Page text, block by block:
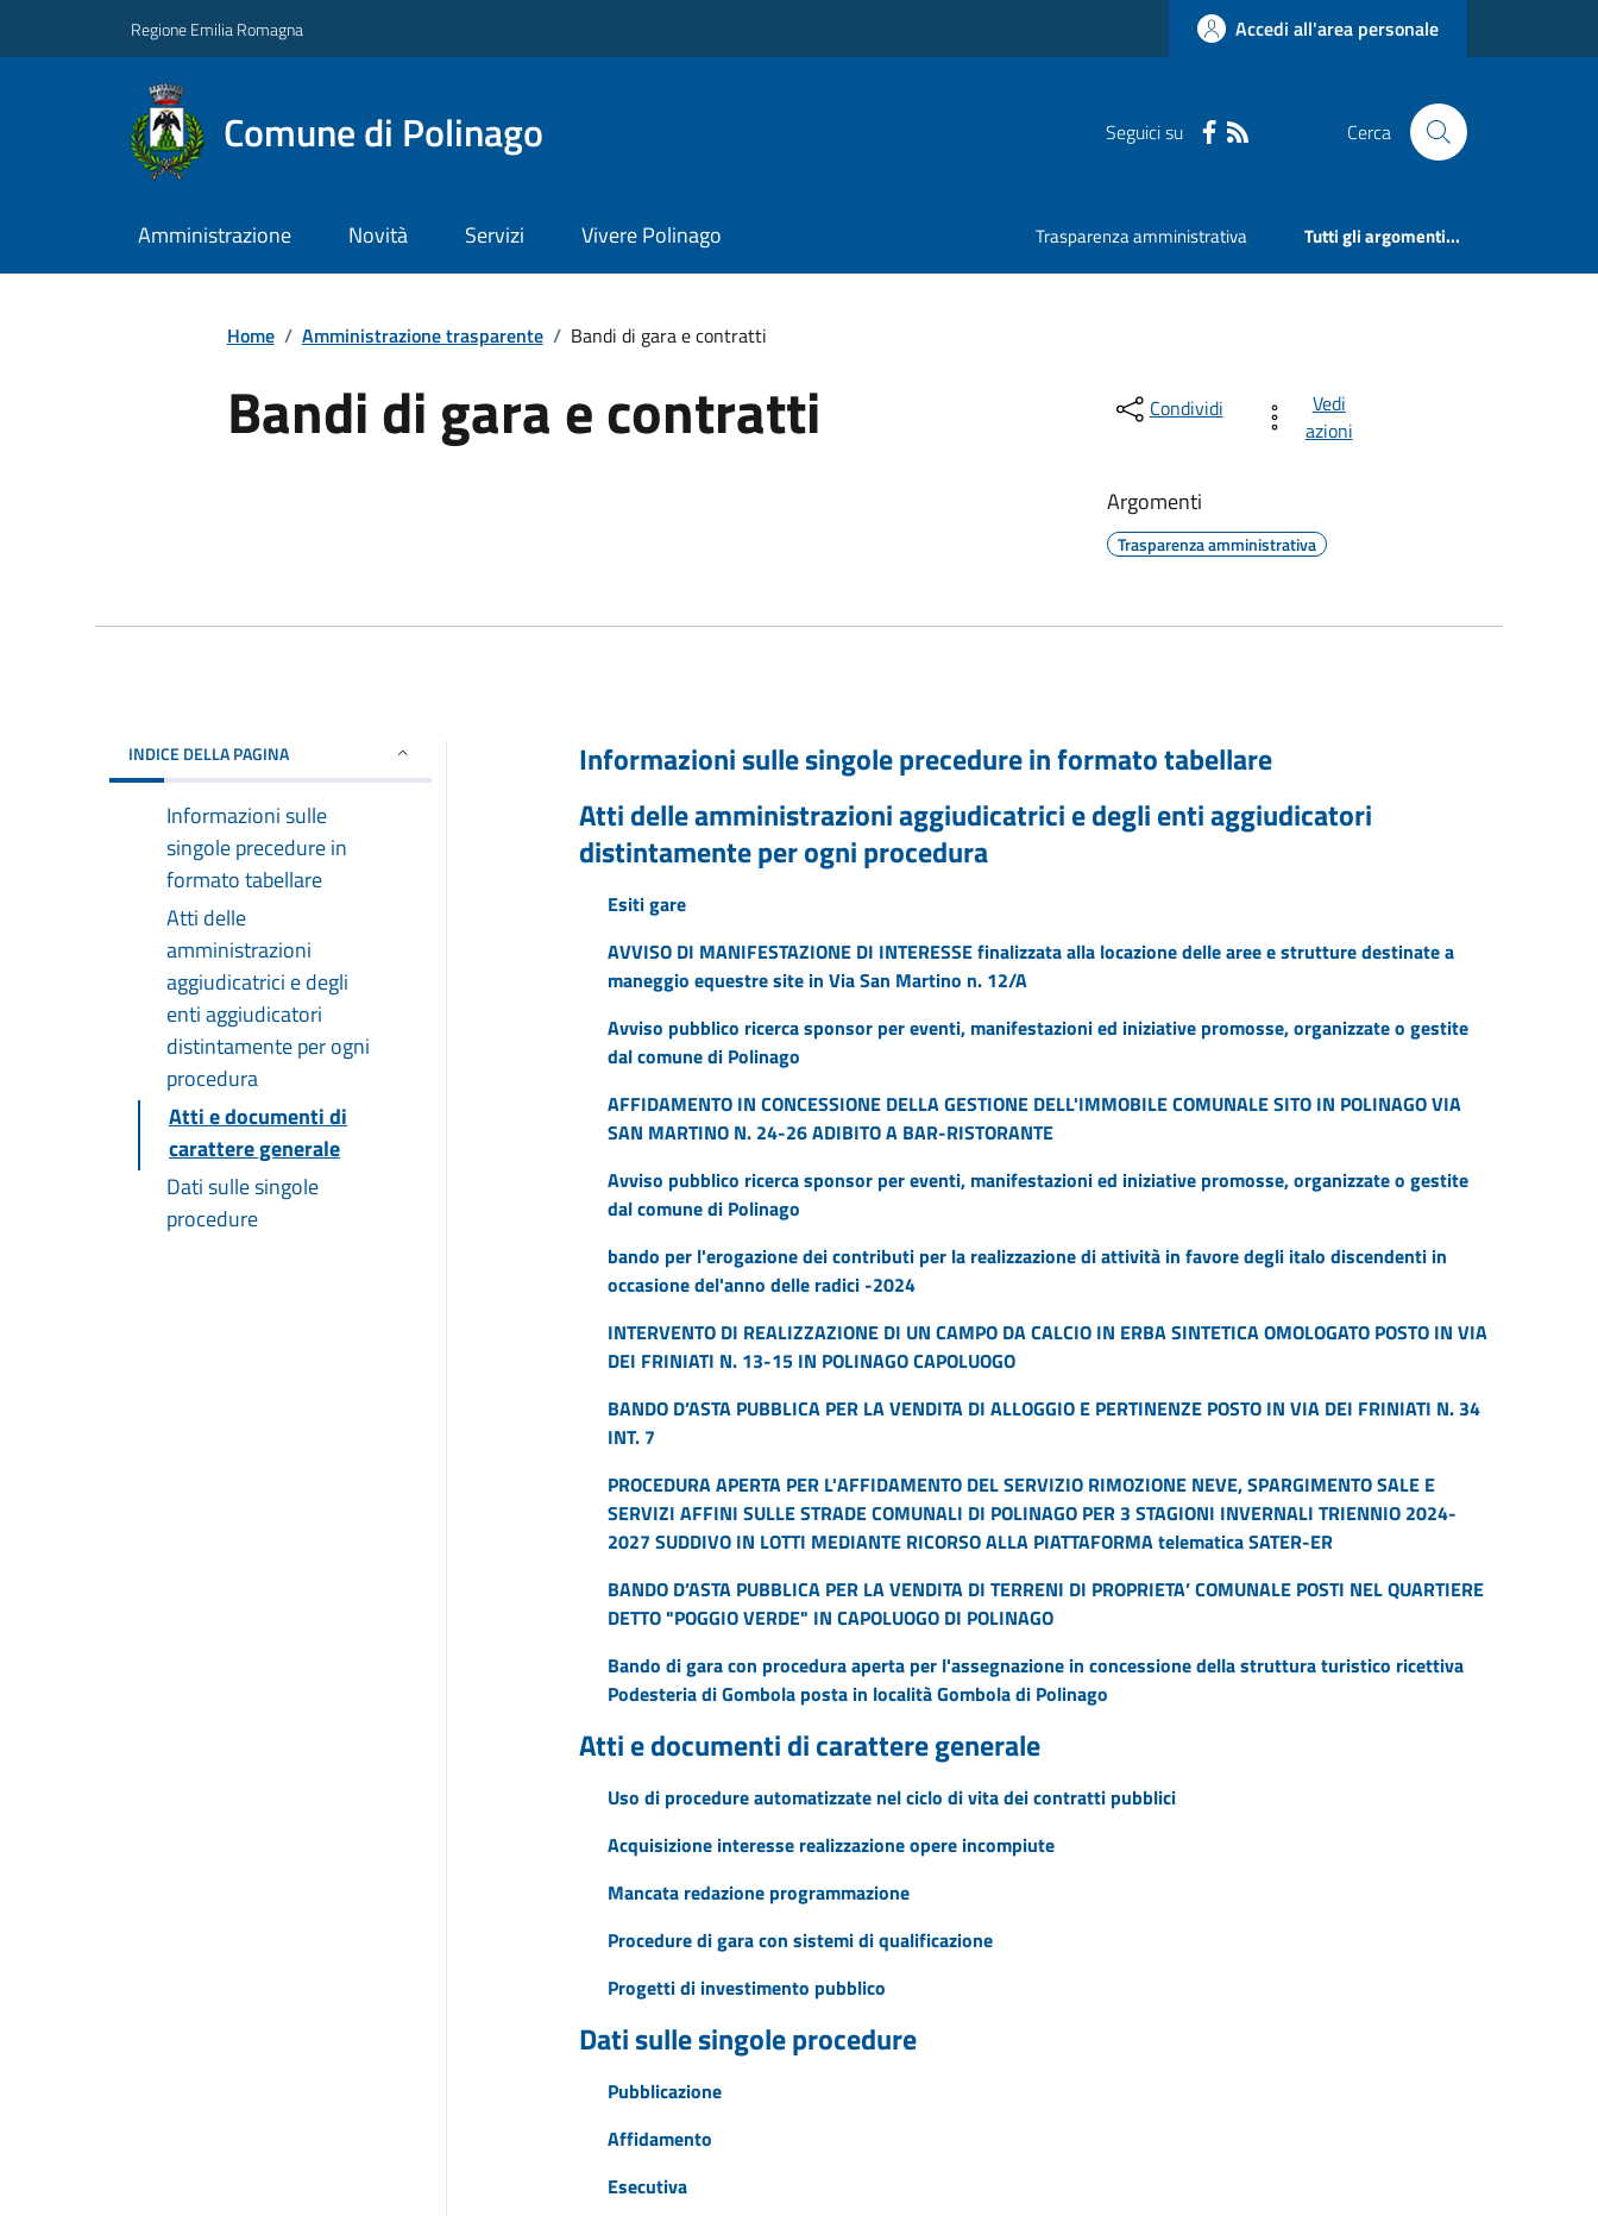
Regione Emilia Romagna Accedi all'area personale
Comune di Polinago Seguici su Cerca
Amministrazione Novità Servizi Vivere Polinago Trasparenza amministrativa Tutti gli argomenti...
Home / Amministrazione trasparente / Bandi di gara e contratti
Bandi di gara e contratti Condividi
Vedi
azioni
Argomenti
Trasparenza amministrativa
INDICE DELLA PAGINA
Informazioni sulle
singole precedure in
formato tabellare
Atti delle
amministrazioni
aggiudicatrici e degli
enti aggiudicatori
distintamente per ogni
procedura
Atti e documenti di
carattere generale
Dati sulle singole
procedure
Informazioni sulle singole precedure in formato tabellare
Atti delle amministrazioni aggiudicatrici e degli enti aggiudicatori
distintamente per ogni procedura
Esiti gare
AVVISO DI MANIFESTAZIONE DI INTERESSE finalizzata alla locazione delle aree e strutture destinate a
maneggio equestre site in Via San Martino n. 12/A
Avviso pubblico ricerca sponsor per eventi, manifestazioni ed iniziative promosse, organizzate o gestite
dal comune di Polinago
AFFIDAMENTO IN CONCESSIONE DELLA GESTIONE DELL'IMMOBILE COMUNALE SITO IN POLINAGO VIA
SAN MARTINO N. 24-26 ADIBITO A BAR-RISTORANTE
Avviso pubblico ricerca sponsor per eventi, manifestazioni ed iniziative promosse, organizzate o gestite
dal comune di Polinago
bando per l'erogazione dei contributi per la realizzazione di attività in favore degli italo discendenti in
occasione del'anno delle radici -2024
INTERVENTO DI REALIZZAZIONE DI UN CAMPO DA CALCIO IN ERBA SINTETICA OMOLOGATO POSTO IN VIA
DEI FRINIATI N. 13-15 IN POLINAGO CAPOLUOGO
BANDO D’ASTA PUBBLICA PER LA VENDITA DI ALLOGGIO E PERTINENZE POSTO IN VIA DEI FRINIATI N. 34
INT. 7
PROCEDURA APERTA PER L'AFFIDAMENTO DEL SERVIZIO RIMOZIONE NEVE, SPARGIMENTO SALE E
SERVIZI AFFINI SULLE STRADE COMUNALI DI POLINAGO PER 3 STAGIONI INVERNALI TRIENNIO 2024-
2027 SUDDIVO IN LOTTI MEDIANTE RICORSO ALLA PIATTAFORMA telematica SATER-ER
BANDO D’ASTA PUBBLICA PER LA VENDITA DI TERRENI DI PROPRIETA’ COMUNALE POSTI NEL QUARTIERE
DETTO "POGGIO VERDE" IN CAPOLUOGO DI POLINAGO
Bando di gara con procedura aperta per l'assegnazione in concessione della struttura turistico ricettiva
Podesteria di Gombola posta in località Gombola di Polinago
Atti e documenti di carattere generale
Uso di procedure automatizzate nel ciclo di vita dei contratti pubblici
Acquisizione interesse realizzazione opere incompiute
Mancata redazione programmazione
Procedure di gara con sistemi di qualificazione
Progetti di investimento pubblico
Dati sulle singole procedure
Pubblicazione
Affidamento
Esecutiva